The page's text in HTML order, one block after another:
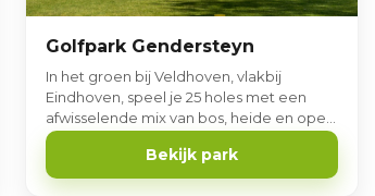
Golfpark Gendersteyn
In het groen bij Veldhoven, vlakbij
Eindhoven, speel je 25 holes met een
afwisselende mix van bos, heide en open
holes. Vlak bij Eindhoven, midden in de
Bekijk park